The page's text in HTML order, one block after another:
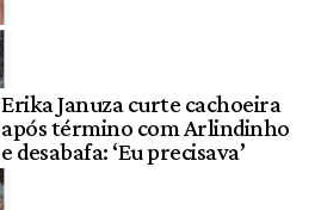
Erika Januza curte cachoeira
após término com Arlindinho
e desabafa: ‘Eu precisava’